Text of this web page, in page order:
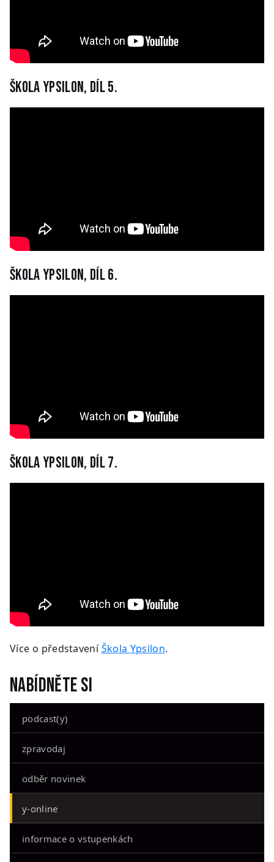
Škola Ypsilon, díl 5.
Škola Ypsilon, díl 6.
Škola Ypsilon, díl 7.
Více o představeníŠkola Ypsilon.
Nabídněte si
podcast(y)
zpravodaj
odběr novinek
y-online
informace o vstupenkách